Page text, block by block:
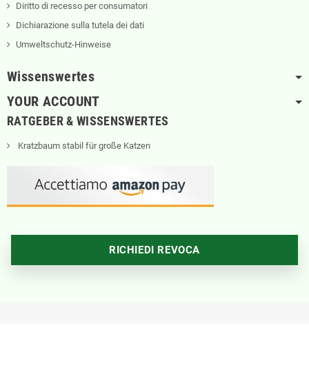
Diritto di recesso per consumatori
Dichiarazione sulla tutela dei dati
Umweltschutz-Hinweise
Wissenswertes
YOUR ACCOUNT
RATGEBER & WISSENSWERTES
Kratzbaum stabil für große Katzen
RICHIEDI REVOCA